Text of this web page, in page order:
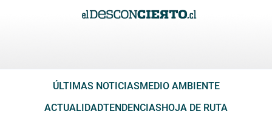
ÚLTIMAS NOTICIASMEDIO AMBIENTE
ACTUALIDADTENDENCIASHOJA DE RUTA